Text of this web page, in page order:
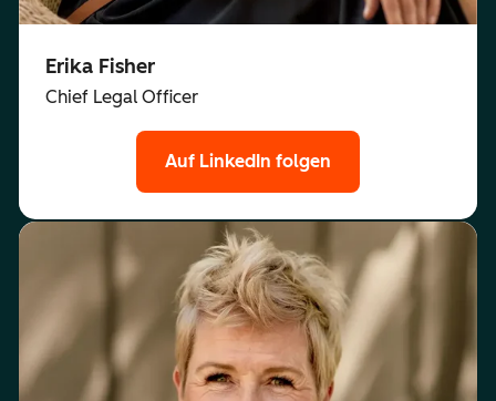
Erika Fisher
Chief Legal Officer
Auf LinkedIn folgen